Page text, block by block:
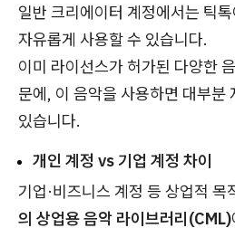
일반 크리에이터 계정에서는 틱
자유롭게 사용할 수 있습니다.
이미 라이선스가 허가된 다양한
문에, 이 음악을 사용하면 대부분
있습니다.
개인 계정 vs 기업 계정 차이
기업·비즈니스 계정 등 상업적 목
의 상업용 음악 라이브러리(CML)